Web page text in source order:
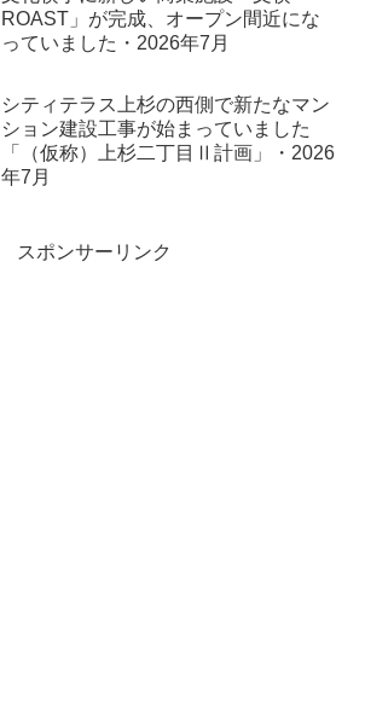
ROAST」が完成、オープン間近にな
っていました・2026年7月
シティテラス上杉の西側で新たなマン
ション建設工事が始まっていました
「（仮称）上杉二丁目Ⅱ計画」・2026
年7月
スポンサーリンク